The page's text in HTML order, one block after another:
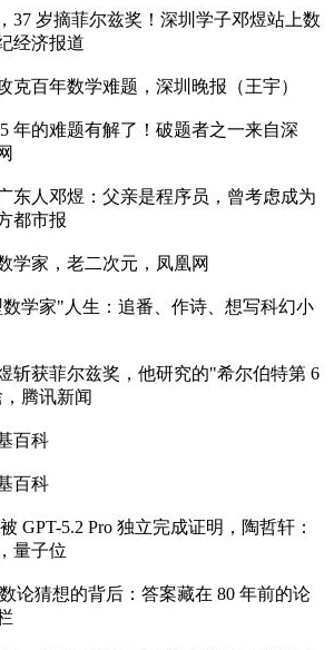
37 岁摘菲尔兹奖！深圳学子邓煜站上数
经济报道
克百年数学难题，深圳晚报（王宇）
年的难题有解了！破题者之一来自深
东人邓煜：父亲是程序员，曾考虑成为
都市报
学家，老二次元，凤凰网
学家"人生：追番、作诗、想写科幻小
斩获菲尔兹奖，他研究的"希尔伯特第 6
腾讯新闻
百科
百科
GPT-5.2 Pro 独立完成证明，陶哲轩：
量子位
论猜想的背后：答案藏在 80 年前的论